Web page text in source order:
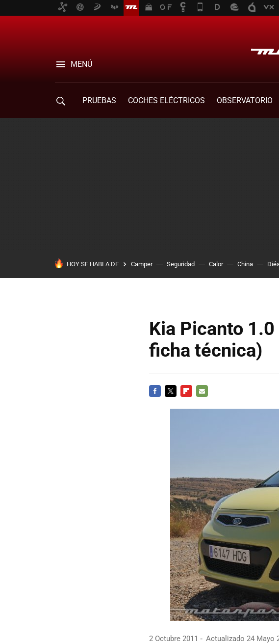
MENÚ
PRUEBAS COCHES ELÉCTRICOS OBSERVATORIO
HOY SE HABLA DE Camper Seguridad Calor China
Kia Picanto
ficha técnica)
2 Octubre 2011
Actualizado 24 Mayo